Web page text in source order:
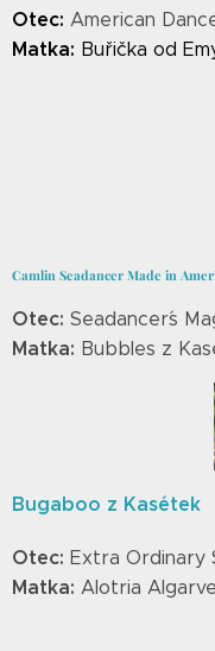
Otec: American
Matka: Buřička od
Camlin Seadancer Made in
Otec: Seadancer´s
Matka: Bubbles z
Bugaboo z Kasétek
Otec: Extra Ordinary
Matka: Alotria